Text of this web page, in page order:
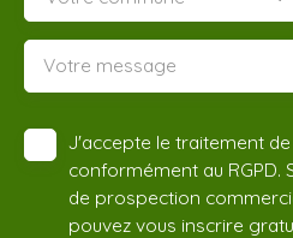
Votre message
J'accepte le traitement
conformément au RGPD.
de prospection
pouvez vous inscrire